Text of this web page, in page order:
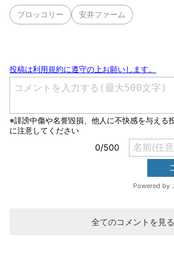
ブロッコリー 安井ファーム
全てのコメントを見る